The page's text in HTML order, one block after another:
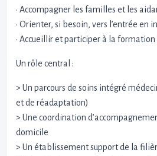
• Accompagner les familles et les
• Orienter, si besoin, vers l’entrée en
• Accueillir et participer à la
Un rôle central :
> Un parcours de soins intégré
et de réadaptation)
> Une coordination
domicile
> Un établissement support de la